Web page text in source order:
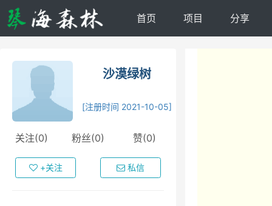
首页 项目 分享
沙漠绿树
[注册时间 2021-10-05]
关注(0) 粉丝(0) 赞(0)
+关注 私信